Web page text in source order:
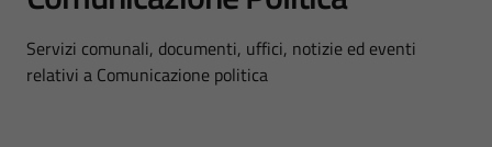
Dettagli dell'argomento
Servizi comunali, documenti, uffici, notizie ed eventi
relativi a Comunicazione politica